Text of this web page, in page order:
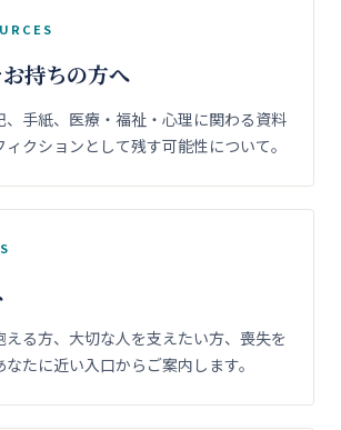
持ちの方へ
、手紙、医療・福祉・心理に関わる資料
クションとして残す可能性について。
える方、大切な人を支えたい方、喪失を
たに近い入口からご案内します。